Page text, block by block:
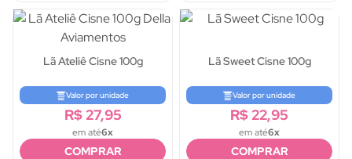
Lã Ateliê Cisne 100g
Valor por unidade
R$ 27,95
em até6x
COMPRAR
Lã Sweet Cisne 100g
Valor por unidade
R$ 22,95
em até6x
COMPRAR